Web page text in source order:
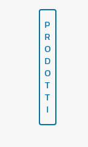
P
R
O
D
O
T
T
I